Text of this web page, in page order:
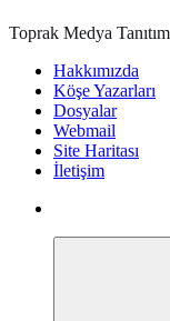
Toprak Medya Tanıtım
Hakkımızda
Köşe Yazarları
Dosyalar
Webmail
Site Haritası
İletişim